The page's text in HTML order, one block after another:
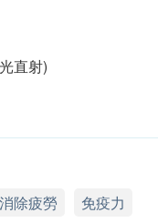
直射)
消除疲勞 免疫力